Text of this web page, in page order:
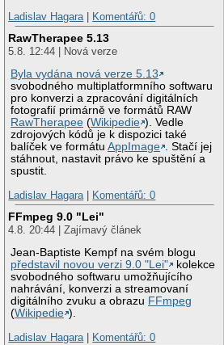
Ladislav Hagara| Komentářů: 0
RawTherapee 5.13
5.8. 12:44 | Nová verze
Byla vydána nová verze 5.13
svobodného multiplatformního softwaru
pro konverzi a zpracování digitálních
fotografií primárně ve formátů RAW
RawTherapee (Wikipedie ). Vedle
zdrojových kódů je k dispozici také
balíček ve formátuAppImage . Stačí jej
stáhnout, nastavit právo ke spuštění a
spustit.
Ladislav Hagara| Komentářů: 0
FFmpeg 9.0 "Lei"
4.8. 20:44 | Zajímavý článek
Jean-Baptiste Kempf na svém blogu
představil novou verzi 9.0 "Lei"
kolekce
svobodného softwaru umožňujícího
nahrávání, konverzi a streamovaní
digitálního zvuku a obrazu FFmpeg
(Wikipedie ).
Ladislav Hagara| Komentářů: 0